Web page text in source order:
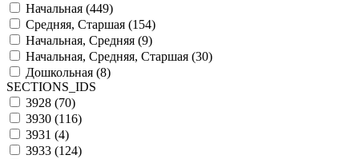
Начальная (449)
Средняя, Старшая (154)
Начальная, Средняя (9)
Начальная, Средняя, Старшая (30)
Дошкольная (8)
SECTIONS_IDS
3928 (70)
3930 (116)
3931 (4)
3933 (124)